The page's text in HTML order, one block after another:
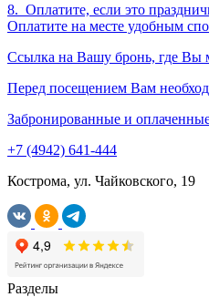
8. Оплатите, если это
Оплатите на месте удобным
Ссылка на Вашу бронь, где Вы
Перед посещением Вам
Забронированные и
+7 (4942) 641-444
Кострома, ул. Чайковского, 19
Разделы